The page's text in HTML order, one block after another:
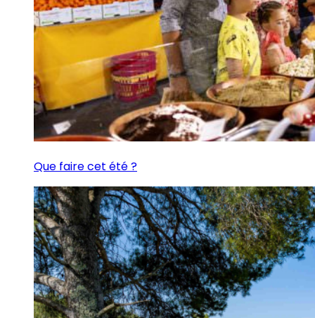
Que faire cet été ?